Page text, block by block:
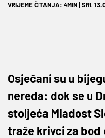
VRIJEME ČITANJA: 4MIN | SRI.
Osječani su u
nereda: dok se u
stoljeća Mladost
traže krivci za bod